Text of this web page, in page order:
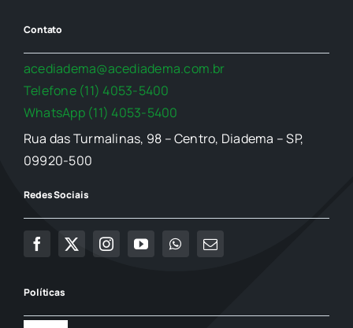
Contato
acediadema@acediadema.com.br
Telefone (11) 4053-5400
WhatsApp (11) 4053-5400
Rua das Turmalinas, 98 – Centro, Diadema – SP,
09920-500
Redes Sociais
Políticas